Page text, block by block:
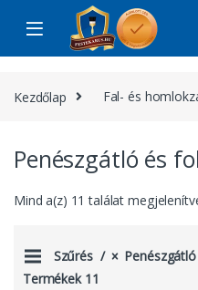
Skip to navigation
Skip to content
Kezdőlap Fal- és
Penészgátló és
Mind a(z) 11 találat
Szűrés
Termékek 11